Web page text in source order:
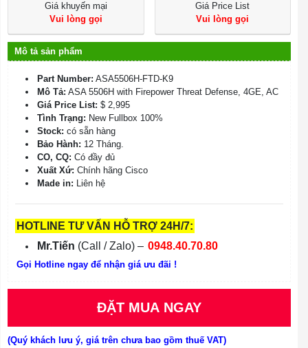
Giá khuyến mại
Vui lòng gọi
Giá Price List
Vui lòng gọi
Mô tả sản phẩm
Part Number: ASA5506H-FTD-K9
Mô Tả: ASA 5506H with Firepower Threat Defense, 4GE, AC
Giá Price List: $ 2,995
Tình Trạng: New Fullbox 100%
Stock: có sẵn hàng
Bảo Hành: 12 Tháng.
CO, CQ: Có đầy đủ
Xuất Xứ: Chính hãng Cisco
Made in: Liên hệ
HOTLINE TƯ VẤN HỖ TRỢ 24H/7:
Mr.Tiến (Call / Zalo) – 0948.40.70.80
Gọi Hotline ngay để nhận giá ưu đãi !
ĐẶT MUA NGAY
(Quý khách lưu ý, giá trên chưa bao gồm thuế VAT)